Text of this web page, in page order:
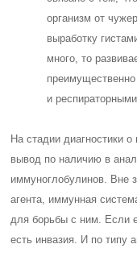
организм от
выработку
много, то
и респираторными.
На стадии диагностики
вывод по наличию в
иммуноглобулинов. Вне
агента, иммунная
для борьбы с ним. Если
есть инвазия. И по типу